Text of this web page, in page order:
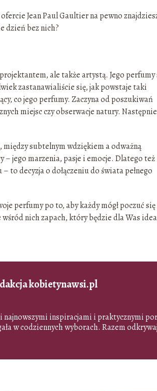
Jean Paul Gaultier na pewno
dzień bez nich?
ale także artystą. Jego perfumy
zastanawialiście się, jak powstaje taki
co jego perfumy. Zaczyna od poszukiwań
miejsc czy obserwacje natury. Następnie
subtelnym wdziękiem a odważną
– jego marzenia, pasje i emocje. Dlatego też
decyzja o dołączeniu do świata pełnego
perfumy po to, aby każdy mógł poczuć się
nich zapach, który będzie dla Was
kobietynawsi.pl
inspiracjami i praktycznymi
w codziennych wyborach. Razem